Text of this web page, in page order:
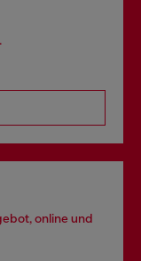
online und